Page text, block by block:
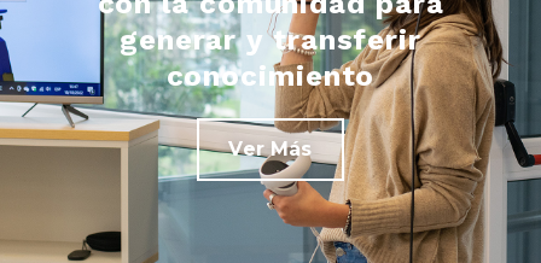
generar y transferir
conocimiento
Ver Más